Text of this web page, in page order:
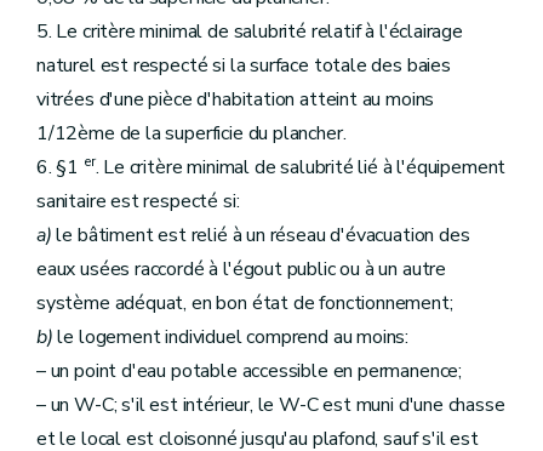
5. Le critère minimal de salubrité relatif à l'éclairage
naturel est respecté si la surface totale des baies
vitrées d'une pièce d'habitation atteint au moins
1/12ème de la superficie du plancher.
6. §1 er. Le critère minimal de salubrité lié à l'équipement
sanitaire est respecté si:
a)le bâtiment est relié à un réseau d'évacuation des
eaux usées raccordé à l'égout public ou à un autre
système adéquat, en bon état de fonctionnement;
b)le logement individuel comprend au moins:
– un point d'eau potable accessible en permanence;
– un W-C; s'il est intérieur, le W-C est muni d'une chasse
et le local est cloisonné jusqu'au plafond, sauf s'il est